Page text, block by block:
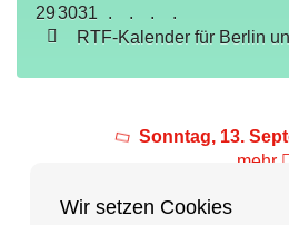
Wir setzen Cookies
293031 . . .
.
RTF-Kalender für Berlin
Sonntag, 13.
mehr